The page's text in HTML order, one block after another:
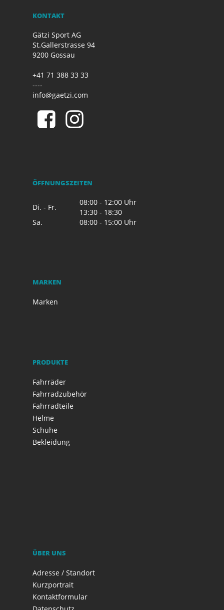
KONTAKT
Gätzi Sport AG
St.Gallerstrasse 94
9200 Gossau
+41 71 388 33 33
----
info@gaetzi.com
ÖFFNUNGSZEITEN
Di. - Fr.
08:00 - 12:00 Uhr
13:30 - 18:30
Sa.
08:00 - 15:00 Uhr
MARKEN
Marken
PRODUKTE
Fahrräder
Fahrradzubehör
Fahrradteile
Helme
Schuhe
Bekleidung
ÜBER UNS
Adresse / Standort
Kurzportrait
Kontaktformular